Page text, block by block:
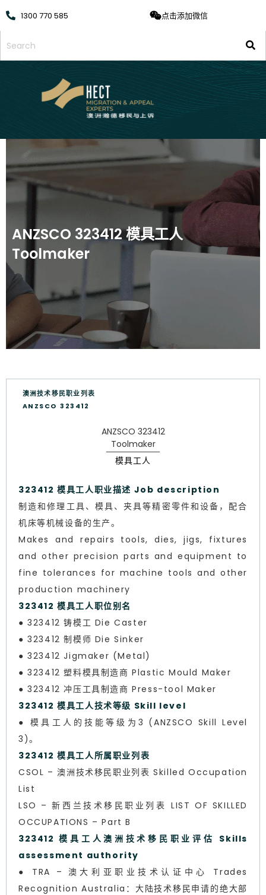
1300 770 585 点击添加微信
ANZSCO 323412 模具工人
Toolmaker
澳洲技术移民职业列表
ANZSCO 323412
ANZSCO 323412
Toolmaker
模具工人
323412 模具工人职业描述 Job description
制造和修理工具、模具、夹具等精密零件和设备，配合
机床等机械设备的生产。
Makes and repairs tools, dies, jigs, fixtures
and other precision parts and equipment to
fine tolerances for machine tools and other
production machinery
323412 模具工人职位别名
● 323412 铸模工 Die Caster
● 323412 制模师 Die Sinker
● 323412 Jigmaker (Metal)
● 323412 塑料模具制造商 Plastic Mould Maker
● 323412 冲压工具制造商 Press-tool Maker
323412 模具工人技术等级 Skill level
● 模具工人的技能等级为3 (ANZSCO Skill Level
3)。
323412 模具工人所属职业列表
CSOL – 澳洲技术移民职业列表 Skilled Occupation
List
LSO – 新西兰技术移民职业列表 LIST OF SKILLED
OCCUPATIONS – Part B
323412 模具工人澳洲技术移民职业评估 Skills
assessment authority
● TRA – 澳大利亚职业技术认证中心 Trades
Recognition Australia：大陆技术移民申请的绝大部